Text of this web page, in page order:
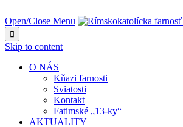
Open/Close Menu

Skip to content
O NÁS
Kňazi farnosti
Sviatosti
Kontakt
Fatimské „13-ky“
AKTUALITY